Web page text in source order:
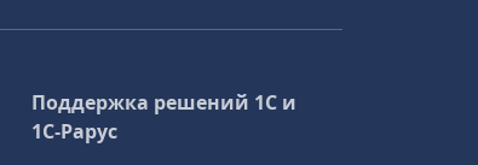
Поддержка решений 1С и
1С‑Рарус